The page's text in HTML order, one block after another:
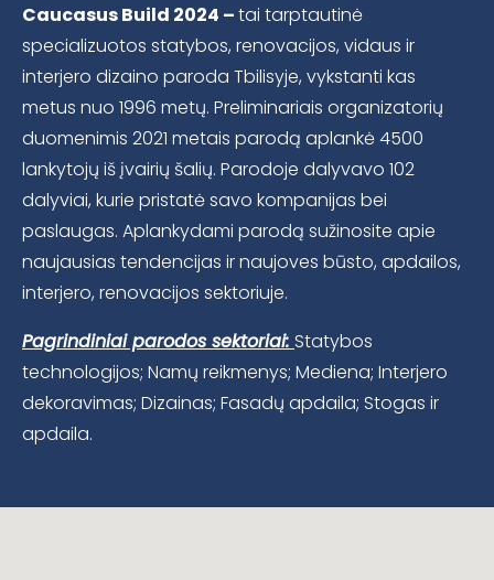
Caucasus Build 2024 –tai tarptautinė
specializuotos statybos, renovacijos, vidaus ir
interjero dizaino paroda Tbilisyje, vykstanti kas
metus nuo 1996 metų. Preliminariais organizatorių
duomenimis 2021 metais parodą aplankė 4500
lankytojų iš įvairių šalių. Parodoje dalyvavo 102
dalyviai, kurie pristatė savo kompanijas bei
paslaugas. Aplankydami parodą sužinosite apie
naujausias tendencijas ir naujoves būsto, apdailos,
interjero, renovacijos sektoriuje.
Pagrindiniai parodos sektoriai: Statybos
technologijos; Namų reikmenys; Mediena; Interjero
dekoravimas; Dizainas; Fasadų apdaila; Stogas ir
apdaila.